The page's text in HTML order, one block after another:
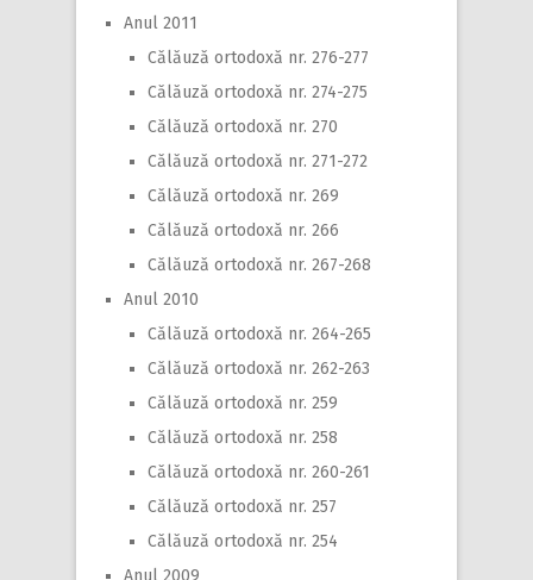
Anul 2011
Călăuză ortodoxă nr. 276-277
Călăuză ortodoxă nr. 274-275
Călăuză ortodoxă nr. 270
Călăuză ortodoxă nr. 271-272
Călăuză ortodoxă nr. 269
Călăuză ortodoxă nr. 266
Călăuză ortodoxă nr. 267-268
Anul 2010
Călăuză ortodoxă nr. 264-265
Călăuză ortodoxă nr. 262-263
Călăuză ortodoxă nr. 259
Călăuză ortodoxă nr. 258
Călăuză ortodoxă nr. 260-261
Călăuză ortodoxă nr. 257
Călăuză ortodoxă nr. 254
Anul 2009